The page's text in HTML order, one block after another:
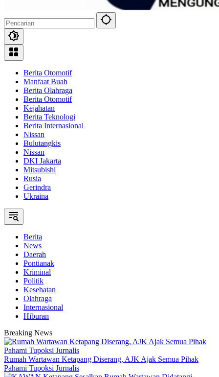
Berita Otomotif
Manfaat Buah
Berita Olahraga
Berita Otomotif
Kejahatan
Berita Teknologi
Berita Internasional
Nissan
Bulutangkis
Nissan
DKI Jakarta
Mitsubishi
Rusia
Gerindra
Ukraina
Berita
News
Daerah
Pontianak
Kriminal
Politik
Kesehatan
Olahraga
Internasional
Hiburan
Breaking News
Rumah Wartawan Ketapang Diserang, AJK Ajak Semua Pihak
Pahami Tupoksi Jurnalis